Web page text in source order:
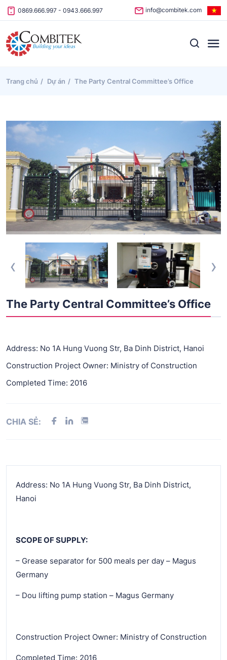
Skip to content
0869.666.997 - 0943.666.997 info@combitek.com
Trang chủ Dự án The Party Central Committee’s Office
‹ ›
The Party Central Committee’s Office
Address: No 1A Hung Vuong Str, Ba Dinh District, Hanoi
Construction Project Owner: Ministry of Construction
Completed Time: 2016
CHIA SẺ:
Address: No 1A Hung Vuong Str, Ba Dinh District,
Hanoi
SCOPE OF SUPPLY:
– Grease separator for 500 meals per day – Magus
Germany
– Dou lifting pump station – Magus Germany
Construction Project Owner: Ministry of Construction
Completed Time: 2016